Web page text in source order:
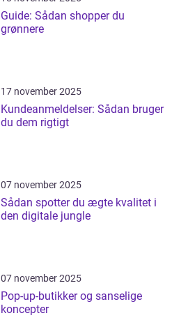
Guide: Sådan shopper du
grønnere
17 november 2025
Kundeanmeldelser: Sådan bruger
du dem rigtigt
07 november 2025
Sådan spotter du ægte kvalitet i
den digitale jungle
07 november 2025
Pop-up-butikker og sanselige
koncepter